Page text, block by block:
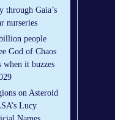
through Gaia’s
nurseries
people
God of Chaos
when it buzzes
on Asteroid
Lucy